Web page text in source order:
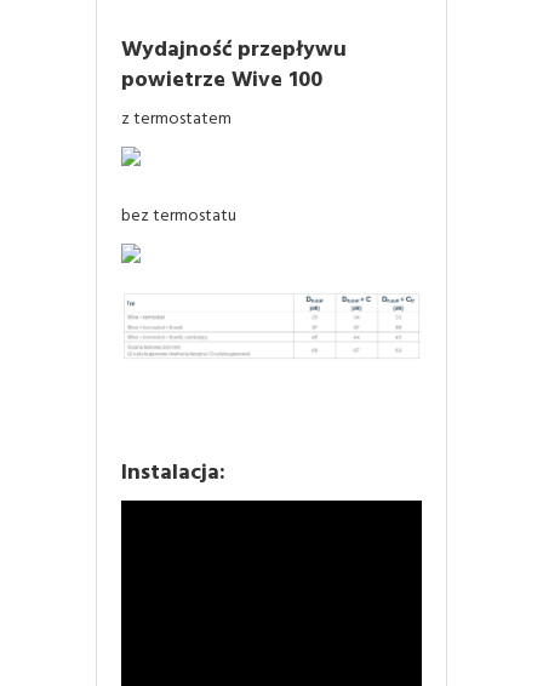
Wydajność przepływu
powietrze Wive 100
z termostatem
bez termostatu
Instalacja: